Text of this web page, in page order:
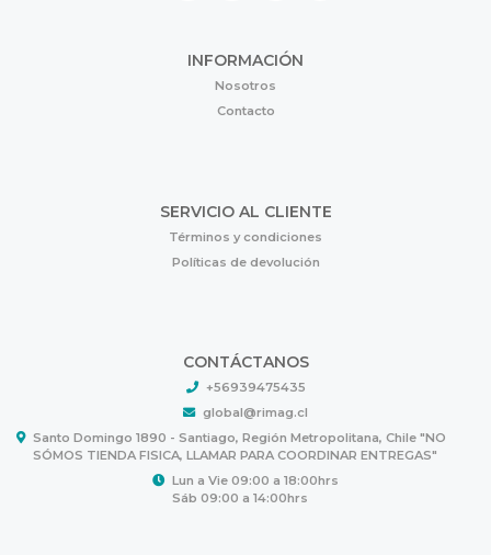
INFORMACIÓN
Nosotros
Contacto
SERVICIO AL CLIENTE
Términos y condiciones
Políticas de devolución
CONTÁCTANOS
+56939475435
global@rimag.cl
Santo Domingo 1890 - Santiago, Región Metropolitana, Chile "NO
SÓMOS TIENDA FISICA, LLAMAR PARA COORDINAR ENTREGAS"
Lun a Vie 09:00 a 18:00hrs
Sáb 09:00 a 14:00hrs